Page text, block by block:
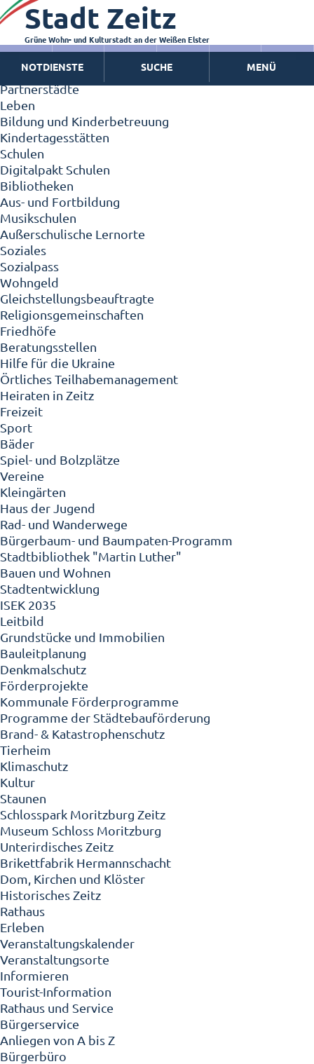
Zeitz - Die Kleinstadt
Willkommen in Zeitz!
Interview mit Oberbürgermeister Christian Thieme
Zeitz - Stadt der Zukunft
Ortschaften
Partnerstädte
Leben
Bildung und Kinderbetreuung
Kindertagesstätten
Schulen
Digitalpakt Schulen
Bibliotheken
Aus- und Fortbildung
Musikschulen
Außerschulische Lernorte
Soziales
Sozialpass
Wohngeld
Gleichstellungsbeauftragte
Religionsgemeinschaften
Friedhöfe
Beratungsstellen
Hilfe für die Ukraine
Örtliches Teilhabemanagement
Heiraten in Zeitz
Freizeit
Sport
Bäder
Spiel- und Bolzplätze
Vereine
Kleingärten
Haus der Jugend
Rad- und Wanderwege
Bürgerbaum- und Baumpaten-Programm
Stadtbibliothek "Martin Luther"
Bauen und Wohnen
Stadtentwicklung
ISEK 2035
Leitbild
Grundstücke und Immobilien
Bauleitplanung
Denkmalschutz
Förderprojekte
Kommunale Förderprogramme
Programme der Städtebauförderung
Brand- & Katastrophenschutz
Tierheim
Klimaschutz
Kultur
Staunen
Schlosspark Moritzburg Zeitz
Museum Schloss Moritzburg
Unterirdisches Zeitz
Brikettfabrik Hermannschacht
Dom, Kirchen und Klöster
Historisches Zeitz
Rathaus
Erleben
Veranstaltungskalender
Veranstaltungsorte
Informieren
Tourist-Information
Rathaus und Service
Bürgerservice
Anliegen von A bis Z
Bürgerbüro
Stadt Zeitz
Grüne Wohn- und Kulturstadt an der Weißen Elster
NOTDIENSTE SUCHE MENÜ